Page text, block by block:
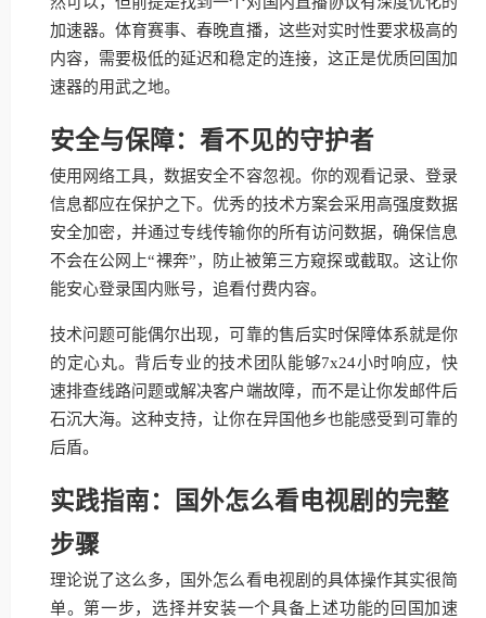
加速器。体育赛事、春晚直播，这些对实时性要求极高的
内容，需要极低的延迟和稳定的连接，这正是优质回国加
速器的用武之地。
安全与保障：看不见的守护者
使用网络工具，数据安全不容忽视。你的观看记录、登录
信息都应在保护之下。优秀的技术方案会采用高强度数据
安全加密，并通过专线传输你的所有访问数据，确保信息
不会在公网上“裸奔”，防止被第三方窥探或截取。这让你
能安心登录国内账号，追看付费内容。
技术问题可能偶尔出现，可靠的售后实时保障体系就是你
的定心丸。背后专业的技术团队能够7x24小时响应，快
速排查线路问题或解决客户端故障，而不是让你发邮件后
石沉大海。这种支持，让你在异国他乡也能感受到可靠的
后盾。
实践指南：国外怎么看电视剧的完整
步骤
理论说了这么多，国外怎么看电视剧的具体操作其实很简
单。第一步，选择并安装一个具备上述功能的回国加速